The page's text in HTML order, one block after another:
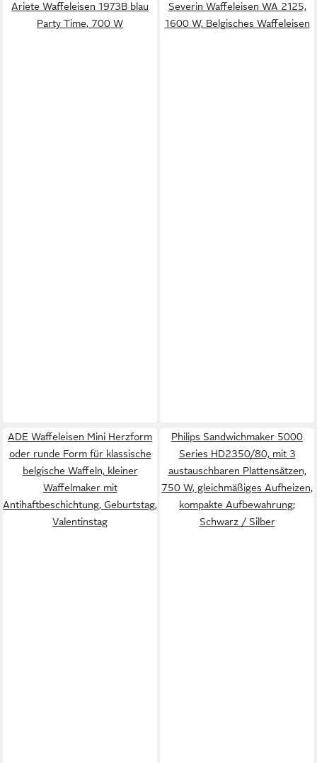
Ariete Waffeleisen 1973B blau
Party Time, 700 W
Severin Waffeleisen WA 2125,
1600 W, Belgisches Waffeleisen
ADE Waffeleisen Mini Herzform
oder runde Form für klassische
belgische Waffeln, kleiner
Waffelmaker mit
Antihaftbeschichtung, Geburtstag,
Valentinstag
Philips Sandwichmaker 5000
Series HD2350/80, mit 3
austauschbaren Plattensätzen,
750 W, gleichmäßiges Aufheizen,
kompakte Aufbewahrung;
Schwarz / Silber